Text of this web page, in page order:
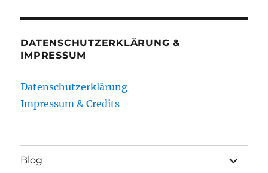
DATENSCHUTZERKLÄRUNG &
IMPRESSUM
Datenschutzerklärung
Impressum & Credits
Blog
öffnen